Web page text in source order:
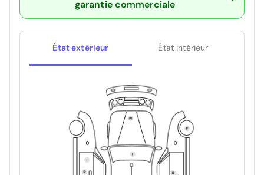
garantie commerciale
État extérieur État intérieur